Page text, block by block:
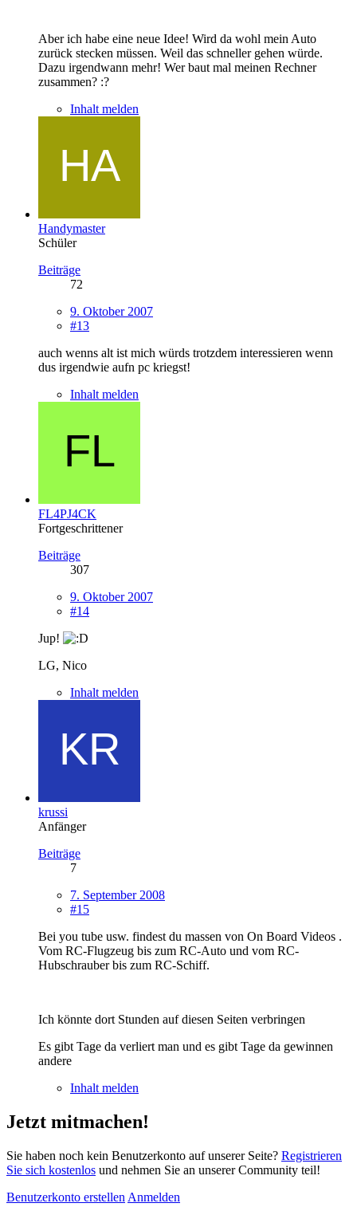
Aber ich habe eine neue Idee! Wird da wohl mein Auto
zurück stecken müssen. Weil das schneller gehen würde.
Dazu irgendwann mehr! Wer baut mal meinen Rechner
zusammen? :?
Inhalt melden
Handymaster
Schüler
Beiträge
72
9. Oktober 2007
#13
auch wenns alt ist mich würds trotzdem interessieren wenn
dus irgendwie aufn pc kriegst!
Inhalt melden
FL4PJ4CK
Fortgeschrittener
Beiträge
307
9. Oktober 2007
#14
Jup!
LG, Nico
Inhalt melden
krussi
Anfänger
Beiträge
7
7. September 2008
#15
Bei you tube usw. findest du massen von On Board Videos .
Vom RC-Flugzeug bis zum RC-Auto und vom RC-
Hubschrauber bis zum RC-Schiff.
Ich könnte dort Stunden auf diesen Seiten verbringen
Es gibt Tage da verliert man und es gibt Tage da gewinnen
andere
Inhalt melden
Jetzt mitmachen!
Sie haben noch kein Benutzerkonto auf unserer Seite? Registrieren
Sie sich kostenlos und nehmen Sie an unserer Community teil!
Benutzerkonto erstellen Anmelden